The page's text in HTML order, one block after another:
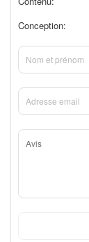
Conception: